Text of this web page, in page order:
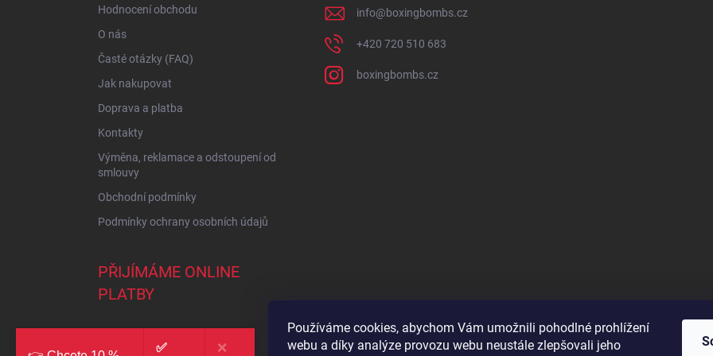
Používáme cookies, abychom Vám umožnili pohodlné prohlížení
webu a díky analýze provozu webu neustále zlepšovali jeho
Hodnocení obchodu
O nás
Časté otázky (FAQ)
Jak nakupovat
Doprava a platba
Kontakty
Výměna, reklamace a odstoupení od
smlouvy
Obchodní podmínky
Podmínky ochrany osobních údajů
info@boxingbombs.cz
+420 720 510 683
boxingbombs.cz
PŘIJÍMÁME ONLINE
PLATBY
✅ ❌